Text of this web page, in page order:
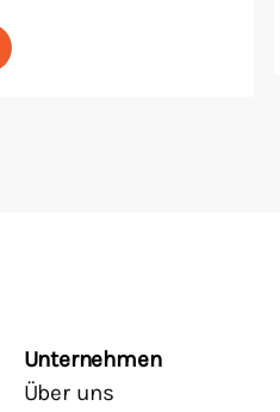
In den Warenkorb
Unternehmen
Über uns